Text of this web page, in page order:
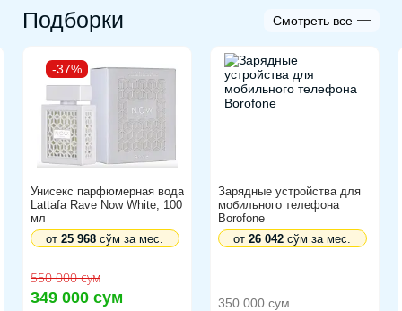
Подборки Смотреть все
-37%
Унисекс парфюмерная вода
Lattafa Rave Now White, 100
мл
349 000 сум
550 000 сум
от25 968 сўм за мес.
Зарядные устройства для
мобильного телефона
Borofone
350 000 сум
от26 042 сўм за мес.